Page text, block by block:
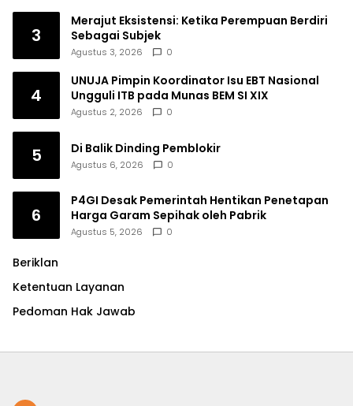
3
Merajut Eksistensi: Ketika Perempuan Berdiri
Sebagai Subjek
Agustus 3, 2026 0
4
UNUJA Pimpin Koordinator Isu EBT Nasional
Ungguli ITB pada Munas BEM SI XIX
Agustus 2, 2026 0
5 Di Balik Dinding Pemblokir
Agustus 6, 2026 0
6
P4GI Desak Pemerintah Hentikan Penetapan
Harga Garam Sepihak oleh Pabrik
Agustus 5, 2026 0
Beriklan
Ketentuan Layanan
Pedoman Hak Jawab